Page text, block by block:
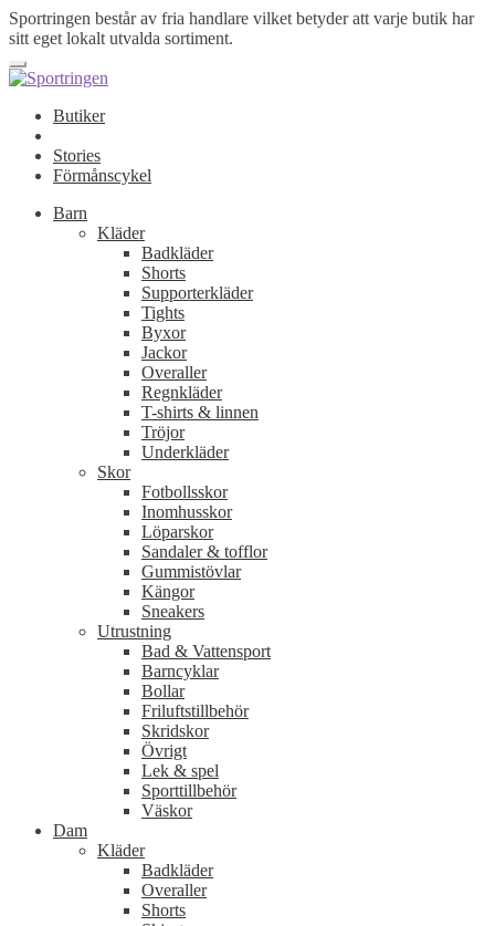
Sportringen består av fria handlare vilket betyder att varje butik har
sitt eget lokalt utvalda sortiment.
Butiker
Stories
Förmånscykel
Barn
Kläder
Badkläder
Shorts
Supporterkläder
Tights
Byxor
Jackor
Overaller
Regnkläder
T-shirts & linnen
Tröjor
Underkläder
Skor
Fotbollsskor
Inomhusskor
Löparskor
Sandaler & tofflor
Gummistövlar
Kängor
Sneakers
Utrustning
Bad & Vattensport
Barncyklar
Bollar
Friluftstillbehör
Skridskor
Övrigt
Lek & spel
Sporttillbehör
Väskor
Dam
Kläder
Badkläder
Overaller
Shorts